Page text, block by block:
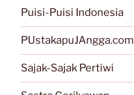
Puisi-Puisi Indonesia
PUstakapuJAngga.com
Sajak-Sajak Pertiwi